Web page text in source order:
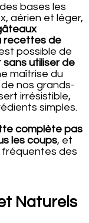
bases les
aérien et léger,
recettes de
possible de
utiliser de
maîtrise du
nos grands-
irrésistible,
simples.
complète pas
les coups, et
fréquentes des
Naturels